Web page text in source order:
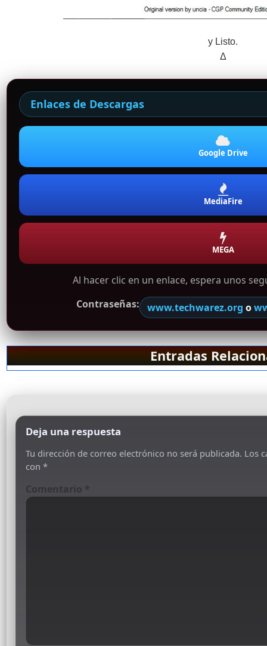
y Listo.
Δ
Enlaces de Descargas
Google Drive
MediaFire
MEGA
Al hacer clic en un enlace, espera unos
Contraseñas:
www.techwarez.org o
Entradas
Deja una respuesta
Tu dirección de correo electrónico no será publicada. Los
con *
Comentario *